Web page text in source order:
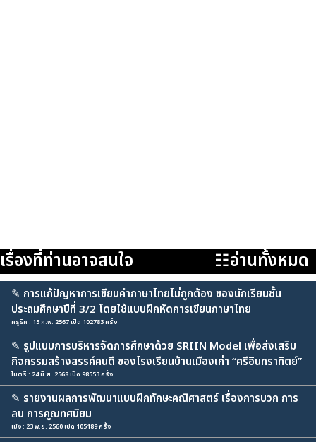
เรื่องที่ท่านอาจสนใจ ☷อ่านทั้งหมด
✎ การแก้ปัญหาการเขียนคำภาษาไทยไม่ถูกต้อง ของนักเรียนชั้น
ประถมศึกษาปีที่ 3/2 โดยใช้แบบฝึกหัดการเขียนภาษาไทย
ครูธิศ : 15 ก.พ. 2567 เปิด 102783 ครั้ง
✎ รูปแบบการบริหารจัดการศึกษาด้วย SRIIN Model เพื่อส่งเสริม
กิจกรรมสร้างสรรค์คนดี ของโรงเรียนบ้านเมืองเก่า “ศรีอินทราทิตย์”
ไมตรี : 24 มิ.ย. 2568 เปิด 98553 ครั้ง
✎ รายงานผลการพัฒนาแบบฝึกทักษะคณิศาสตร์ เรื่องการบวก การ
ลบ การคูณทศนิยม
เม้ง : 23 พ.ย. 2560 เปิด 105189 ครั้ง